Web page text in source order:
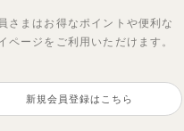
ボーダー柄フレンチスリー
ャツ＆パン
ピース
さまはお得なポイントや便利な
ページを ご利用いただけます。
新規会員登録はこちら